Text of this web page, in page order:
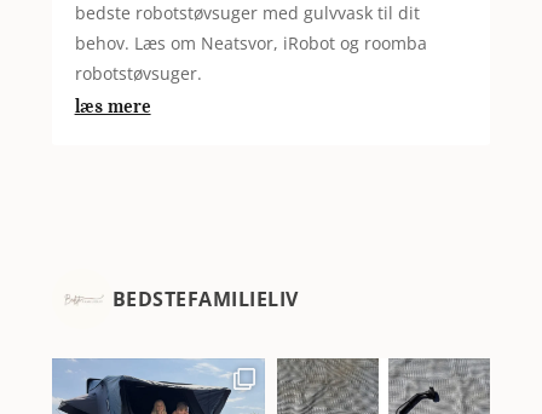
bedste robotstøvsuger med gulvvask til dit
behov. Læs om Neatsvor, iRobot og roomba
robotstøvsuger.
læs mere
BEDSTEFAMILIELIV